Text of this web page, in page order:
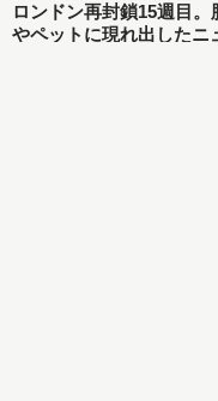
ロンドン再封鎖15週目。
やペットに現れ出したニ